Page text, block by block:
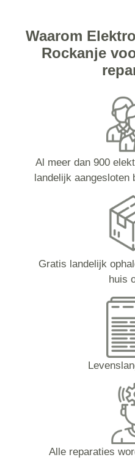
Waarom
Rockanje
Al meer dan 900
landelijk aangesloten
Gratis landelijk
huis
Alle reparaties